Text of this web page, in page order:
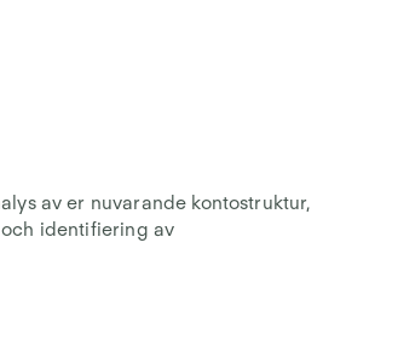
av er nuvarande kontostruktur,
identifiering av